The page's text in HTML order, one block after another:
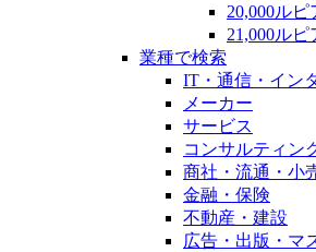
20,000ルピ
21,000ルピ
業種で検索
IT・通信・イン
メーカー
サービス
コンサルティン
商社・流通・小
金融・保険
不動産・建設
広告・出版・マ